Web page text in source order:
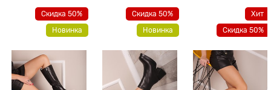
Скидка 50%
Новинка
Скидка 50%
Новинка
Хит
Скидка 50%